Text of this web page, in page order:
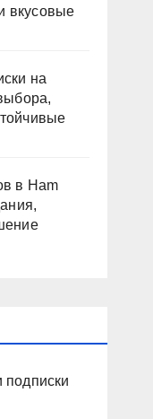
вкусовые
на
в Ham
подписки